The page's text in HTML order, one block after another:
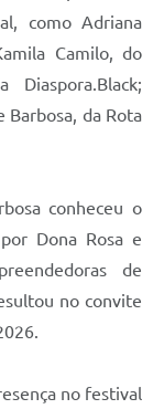
como Adriana
Camilo, do
Barbosa, da Rota
conheceu o
Dona Rosa e
de
no convite
no festival